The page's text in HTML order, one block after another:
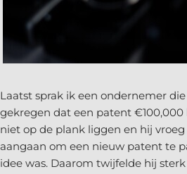
Laatst sprak ik een ondernemer
gekregen dat een patent €100,000
niet op de plank liggen en hij
aangaan om een nieuw patent te
idee was. Daarom twijfelde hij